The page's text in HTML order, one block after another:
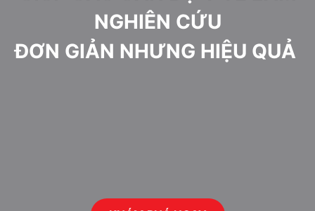
NGHIÊN CỨU
ĐƠN GIẢN NHƯNG HIỆU QUẢ